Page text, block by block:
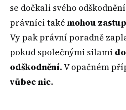
se dočkali svého
právníci také mohou
Vy pak právní poradně
pokud společnými silami
odškodnění. V opačném
vůbec nic.